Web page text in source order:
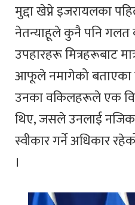
मुद्दा खेप्ने इजरायलका
नेतन्याहूले कुनै पनि गलत
उपहारहरू मित्रहरूबाट
आफूले नमागेको बताएका
उनका वकिलहरूले एक
थिए, जसले उनलाई
स्वीकार गर्ने अधिकार
।